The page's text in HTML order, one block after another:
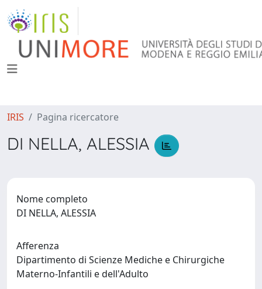
IRIS Pagina ricercatore
DI NELLA, ALESSIA
Nome completo
DI NELLA, ALESSIA
Afferenza
Dipartimento di Scienze Mediche e Chirurgiche
Materno-Infantili e dell'Adulto